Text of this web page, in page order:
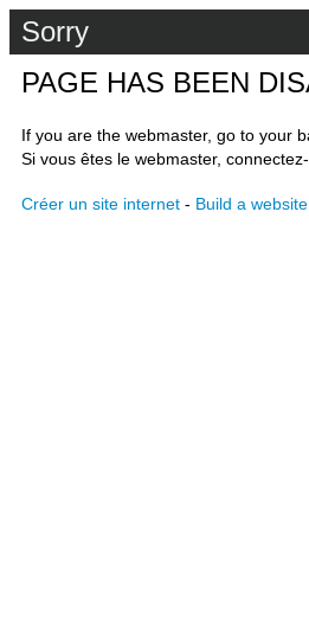
Sorry
PAGE HAS BEEN
If you are the webmaster, go to your
Si vous êtes le webmaster,
Créer un site internet - Build a website